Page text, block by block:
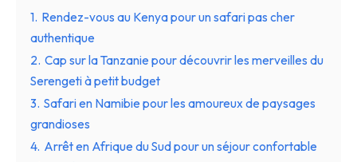
1. Rendez-vous au Kenya pour un safari pas cher
authentique
2. Cap sur la Tanzanie pour découvrir les merveilles du
Serengeti à petit budget
3. Safari en Namibie pour les amoureux de paysages
grandioses
4. Arrêt en Afrique du Sud pour un séjour confortable